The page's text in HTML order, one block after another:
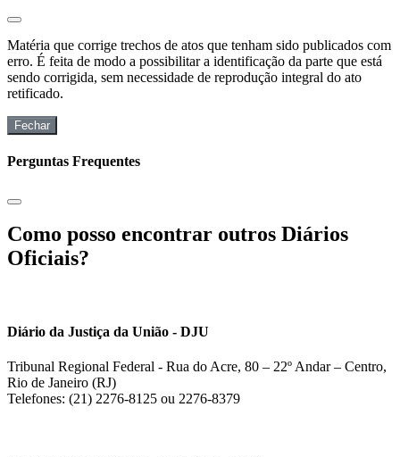
Matéria que corrige trechos de atos que tenham sido publicados com
erro. É feita de modo a possibilitar a identificação da parte que está
sendo corrigida, sem necessidade de reprodução integral do ato
retificado.
Fechar
Perguntas Frequentes
Como posso encontrar outros Diários
Oficiais?
Diário da Justiça da União - DJU
Tribunal Regional Federal - Rua do Acre, 80 – 22º Andar – Centro,
Rio de Janeiro (RJ)
Telefones: (21) 2276-8125 ou 2276-8379